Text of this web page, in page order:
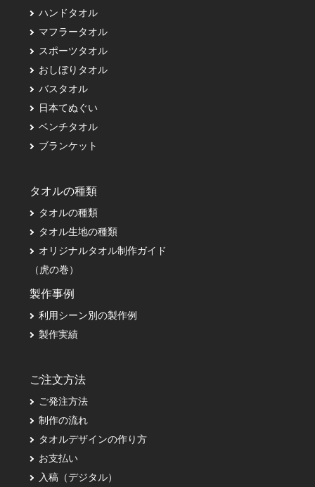
ハンドタオル
マフラータオル
スポーツタオル
おしぼりタオル
バスタオル
日本てぬぐい
ベンチタオル
ブランケット
タオルの種類
タオルの種類
タオル生地の種類
オリジナルタオル制作ガイド
（虎の巻）
製作事例
利用シーン別の製作例
製作実績
ご注文方法
ご発注方法
制作の流れ
タオルデザインの作り方
お支払い
入稿（デジタル）